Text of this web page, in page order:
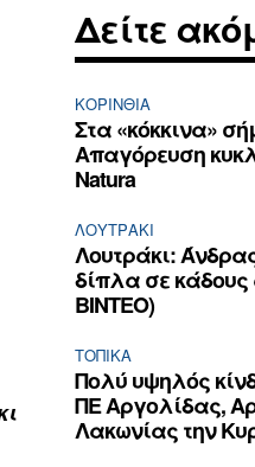
Δείτε
ΚΟΡΙΝΘΊΑ
Στα «κόκκινα»
Απαγόρευση
Natura
ΛΟΥΤΡΆΚΙ
Λουτράκι:
δίπλα σε
ΒΙΝΤΕΟ)
ΤΟΠΙΚΑ
Πολύ υψηλός
ΠΕ Αργολίδας,
Λακωνίας την